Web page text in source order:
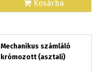
Kosárba
Mechanikus számláló
krómozott (asztali)